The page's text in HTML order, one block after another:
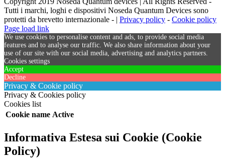
Tutti i marchi, loghi e dispositivi Noseda Quantum Devices sono
protetti da brevetto internazionale - | Privacy policy - Cookie policy
Page load link
We use cookies to personalise content and ads, to provide social media
features and to analyse our traffic. We also share information about your
use of our site with our social media, advertising and analytics partners.
Cookies settings
Accept
Decline
Privacy & Cookie policy
Privacy & Cookies policy
Cookies list
Cookie name Active
Informativa Estesa sui Cookie (Cookie
Policy)